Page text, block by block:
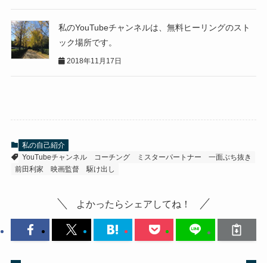
私のYouTubeチャンネルは、無料ヒーリングのスト
ック場所です。
2018年11月17日
私の自己紹介
YouTubeチャンネル
コーチング ミスターパートナー
一面ぶち抜き
前田利家
映画監督 駆け出し
よかったらシェアしてね！